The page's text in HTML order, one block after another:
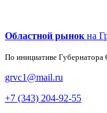
Областной рынок на
По инициативе Губернатора
grvc1@mail.ru
+7 (343) 204-92-55